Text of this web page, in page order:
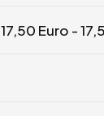
17,50 Euro -